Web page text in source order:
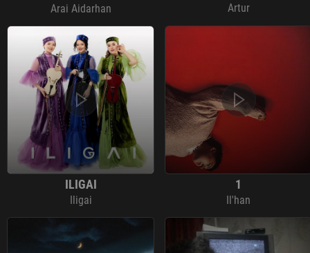
Arai Aidarhan Artur
ILIGAI
Iligai
1
Il'han